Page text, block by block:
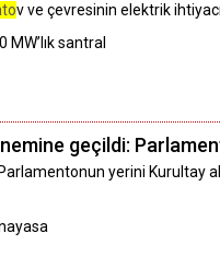
v ve çevresinin elektrik
MW’lık santral
geçildi:
yerini Kurultay